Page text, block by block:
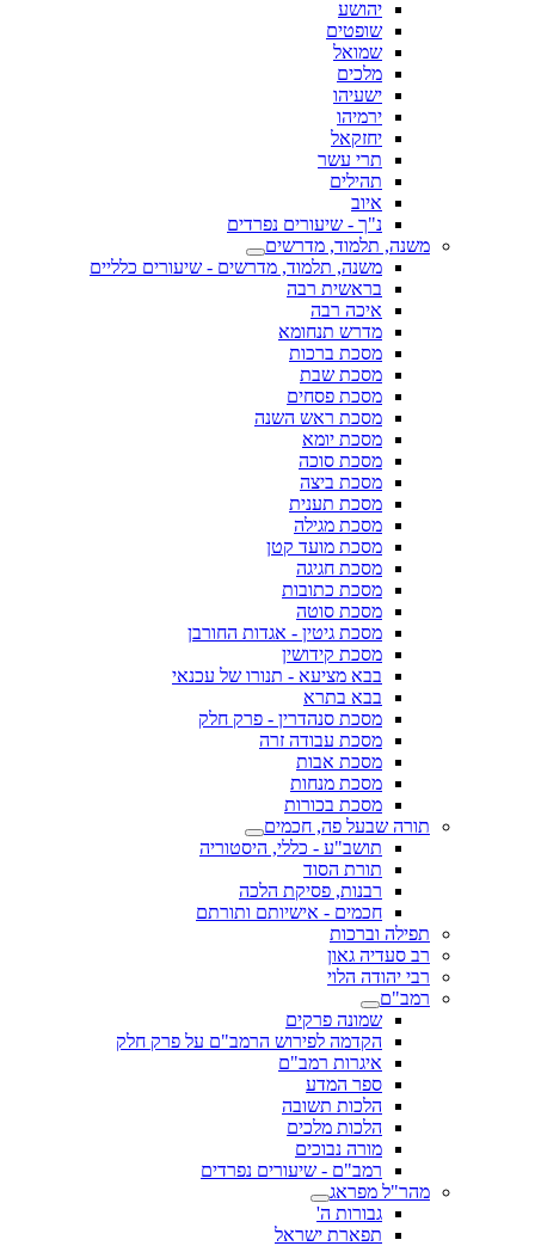
יהושע
שופטים
שמואל
מלכים
ישעיהו
ירמיהו
יחזקאל
תרי עשר
תהילים
איוב
נ"ך - שיעורים נפרדים
משנה, תלמוד, מדרשים
משנה, תלמוד, מדרשים - שיעורים כלליים
בראשית רבה
איכה רבה
מדרש תנחומא
מסכת ברכות
מסכת שבת
מסכת פסחים
מסכת ראש השנה
מסכת יומא
מסכת סוכה
מסכת ביצה
מסכת תענית
מסכת מגילה
מסכת מועד קטן
מסכת חגיגה
מסכת כתובות
מסכת סוטה
מסכת גיטין - אגדות החורבן
מסכת קידושין
בבא מציעא - תנורו של עכנאי
בבא בתרא
מסכת סנהדרין - פרק חלק
מסכת עבודה זרה
מסכת אבות
מסכת מנחות
מסכת בכורות
תורה שבעל פה, חכמים
תושב"ע - כללי, היסטוריה
תורת הסוד
רבנות, פסיקת הלכה
חכמים - אישיותם ותורתם
תפילה וברכות
רב סעדיה גאון
רבי יהודה הלוי
רמב"ם
שמונה פרקים
הקדמה לפירוש הרמב"ם על פרק חלק
איגרות רמב"ם
ספר המדע
הלכות תשובה
הלכות מלכים
מורה נבוכים
רמב"ם - שיעורים נפרדים
מהר"ל מפראג
גבורות ה'
תפארת ישראל